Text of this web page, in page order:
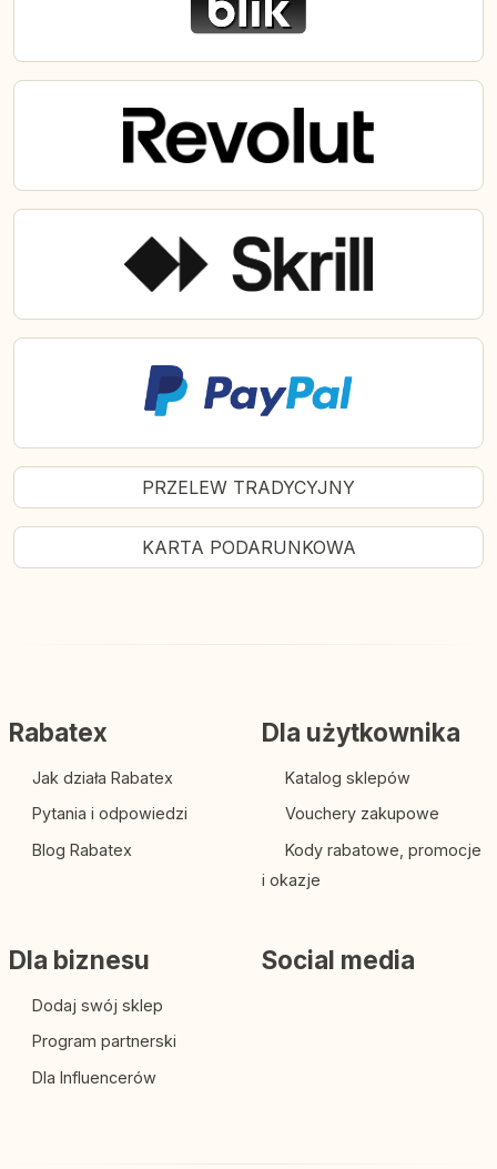
PRZELEW TRADYCYJNY
KARTA PODARUNKOWA
Rabatex
Jak działa Rabatex
Pytania i odpowiedzi
Blog Rabatex
Dla użytkownika
Katalog sklepów
Vouchery zakupowe
Kody rabatowe, promocje
i okazje
Dla biznesu
Dodaj swój sklep
Program partnerski
Dla Influencerów
Social media